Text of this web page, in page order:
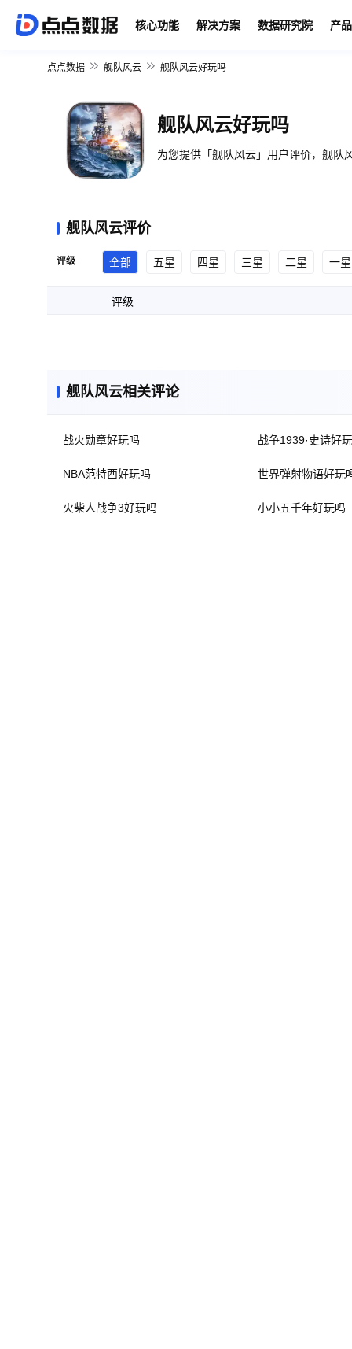
核心功能 解决方案 数据研究院 产
点点数据 舰队风云 舰队风云好玩吗
舰队风云好玩吗
为您提供「舰队风云」用户评价，舰队
舰队风云评价
评级 全部 五星 四星 三星 二星 一星
评级
舰队风云相关评论
战火勋章好玩吗 战争1939·史诗好
NBA范特西好玩吗 世界弹射物语好玩
火柴人战争3好玩吗 小小五千年好玩吗